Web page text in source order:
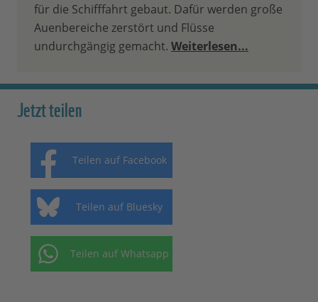
für die Schifffahrt gebaut. Dafür werden große
Auenbereiche zerstört und Flüsse
undurchgängig gemacht. Weiterlesen...
Jetzt teilen
Teilen auf Facebook
Teilen auf Bluesky
Teilen auf Whatsapp